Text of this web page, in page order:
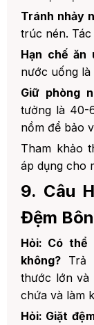
Tránh nhảy
trúc nén.
Hạn chế ăn
nước uống là
Giữ phòng
tưởng là 40-
nồm để bảo
Tham khảo
áp dụng cho
9. Câu
Đệm
Hỏi: Có thể
không? Trả
thước lớn và
chứa và làm
Hỏi: Giặt